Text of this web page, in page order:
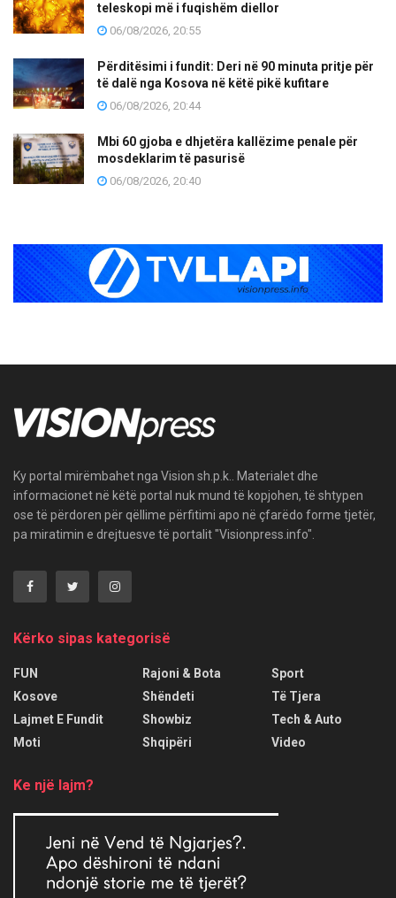
teleskopi më i fuqishëm diellor
06/08/2026, 20:55
Përditësimi i fundit: Deri në 90 minuta pritje për
të dalë nga Kosova në këtë pikë kufitare
06/08/2026, 20:44
Mbi 60 gjoba e dhjetëra kallëzime penale për
mosdeklarim të pasurisë
06/08/2026, 20:40
Ky portal mirëmbahet nga Vision sh.p.k.. Materialet dhe
informacionet në këtë portal nuk mund të kopjohen, të shtypen
ose të përdoren për qëllime përfitimi apo në çfarëdo forme tjetër,
pa miratimin e drejtuesve të portalit "Visionpress.info".
Kërko sipas kategorisë
FUN
Kosove
Lajmet E Fundit
Moti
Rajoni & Bota
Shëndeti
Showbiz
Shqipëri
Sport
Të Tjera
Tech & Auto
Video
Ke një lajm?